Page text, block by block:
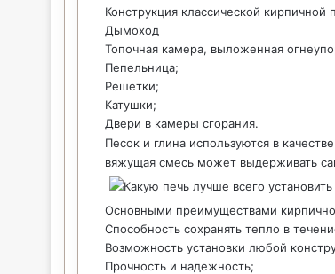
Конструкция классической
Дымоход
Топочная камера, выложенная
Пепельница;
Решетки;
Катушки;
Двери в камеры сгорания.
Песок и глина используются в
вяжущая смесь может выдерживать
Основными преимуществами
Способность сохранять тепло в
Возможность установки любой
Прочность и надежность;